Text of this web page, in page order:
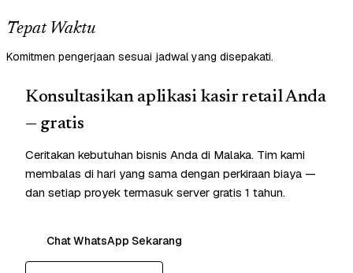
Tepat Waktu
Komitmen pengerjaan sesuai jadwal yang disepakati.
Konsultasikan aplikasi kasir retail Anda
— gratis
Ceritakan kebutuhan bisnis Anda di Malaka. Tim kami
membalas di hari yang sama dengan perkiraan biaya —
dan setiap proyek termasuk server gratis 1 tahun.
Chat WhatsApp Sekarang